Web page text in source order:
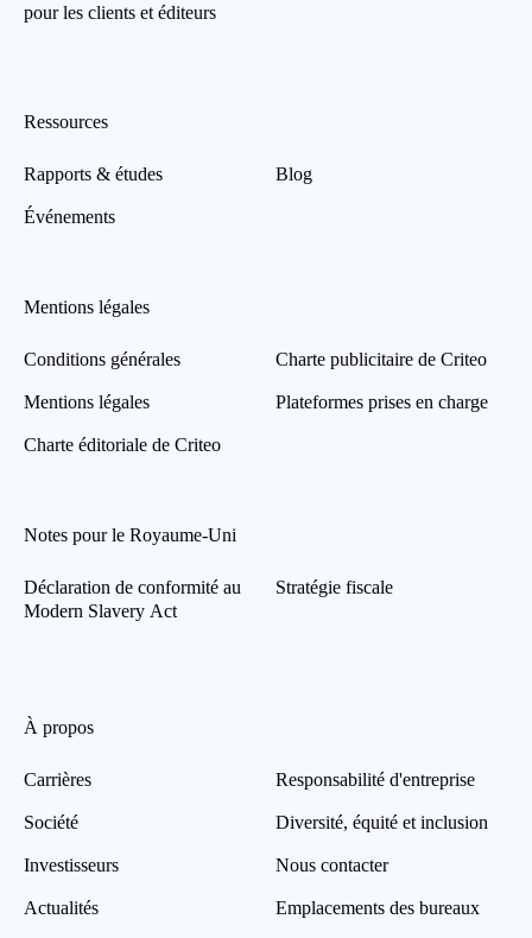
pour les clients et éditeurs
Ressources
Rapports & études
Événements
Blog
Mentions légales
Conditions générales
Mentions légales
Charte éditoriale de Criteo
Charte publicitaire de Criteo
Plateformes prises en charge
Notes pour le Royaume-Uni
Déclaration de conformité au
Modern Slavery Act
Stratégie fiscale
À propos
Carrières
Société
Investisseurs
Actualités
Responsabilité d'entreprise
Diversité, équité et inclusion
Nous contacter
Emplacements des bureaux